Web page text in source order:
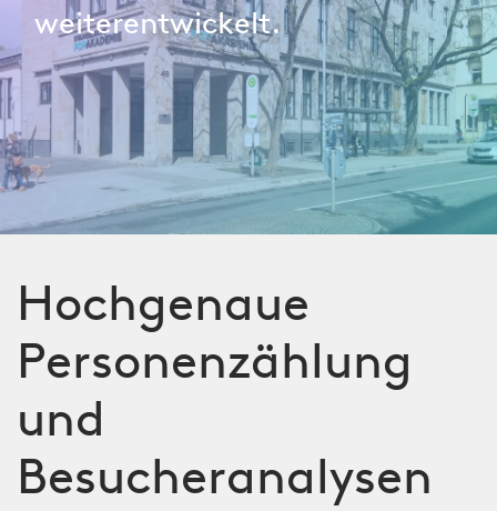
weiterentwickelt.
Hochgenaue
Personenzählung
und
Besucheranalysen